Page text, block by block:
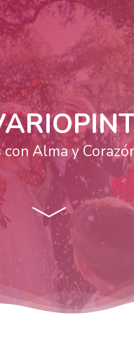
con Alma y